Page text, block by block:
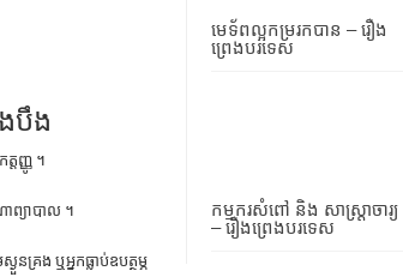
មេទ័ពល្អកម្ររកបាន – រឿង
ព្រេងបរទេស
កម្មករសំពៅ និង សាស្រ្តាចារ្យ
– រឿងព្រេងបរទេស
ងបឹង
តញ្ញូ ។
ព្យាបាល ។
ន​គ្រង ឬ​អ្នក​ធ្លាប់​ឧបត្ថម្ភ​